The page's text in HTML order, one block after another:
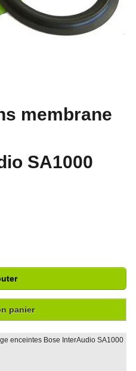
membrane
SA1000
panier
enceintes Bose InterAudio SA1000